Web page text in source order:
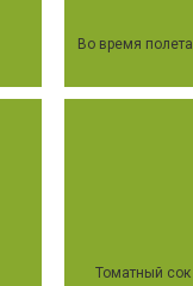
Во время
Томатный